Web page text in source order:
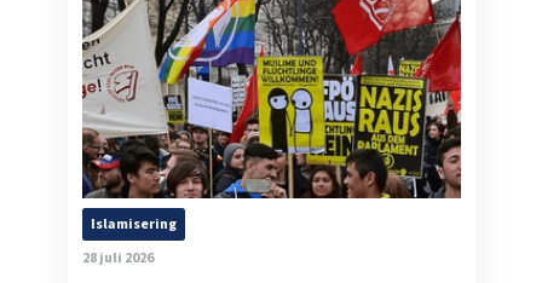
Islamisering
28 juli 2026